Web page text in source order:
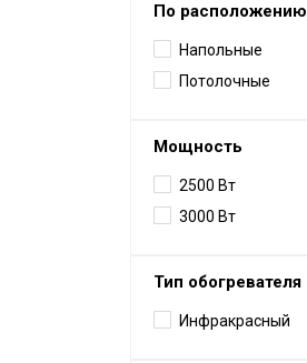
По расположению
Напольные
Потолочные
Мощность
2500 Вт
3000 Вт
Тип обогревателя
Инфракрасный